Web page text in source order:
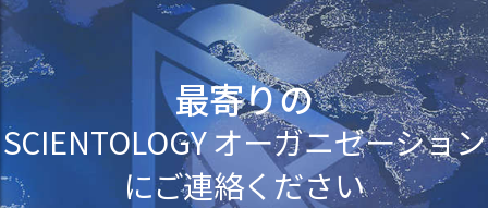
最寄りの
SCIENTOLOGY オーガニゼーション
にご連絡ください